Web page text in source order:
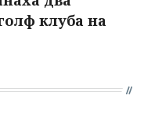
клуба на